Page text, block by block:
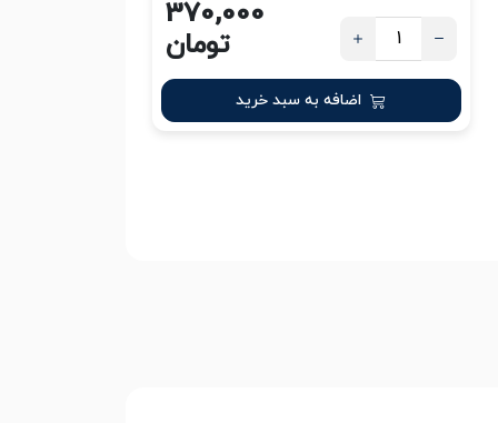
370,000
تومان
اضافه به سبد خرید